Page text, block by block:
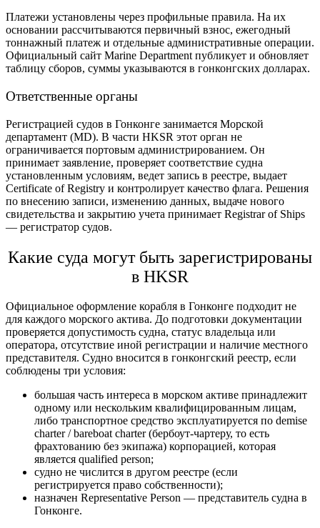
Платежи установлены через профильные правила. На их
основании рассчитываются первичный взнос, ежегодный
тоннажный платеж и отдельные административные операции.
Официальный сайт Marine Department публикует и обновляет
таблицу сборов, суммы указываются в гонконгских долларах.
Ответственные органы
Регистрацией судов в Гонконге занимается Морской
департамент (MD). В части HKSR этот орган не
ограничивается портовым администрированием. Он
принимает заявление, проверяет соответствие судна
установленным условиям, ведет запись в реестре, выдает
Certificate of Registry и контролирует качество флага. Решения
по внесению записи, изменению данных, выдаче нового
свидетельства и закрытию учета принимает Registrar of Ships
— регистратор судов.
Какие суда могут быть зарегистрированы
в HKSR
Официальное оформление корабля в Гонконге подходит не
для каждого морского актива. До подготовки документации
проверяется допустимость судна, статус владельца или
оператора, отсутствие иной регистрации и наличие местного
представителя. Судно вносится в гонконгский реестр, если
соблюдены три условия:
большая часть интереса в морском активе принадлежит
одному или нескольким квалифицированным лицам,
либо транспортное средство эксплуатируется по demise
charter / bareboat charter (бербоут-чартеру, то есть
фрахтованию без экипажа) корпорацией, которая
является qualified person;
судно не числится в другом реестре (если
регистрируется право собственности);
назначен Representative Person — представитель судна в
Гонконге.